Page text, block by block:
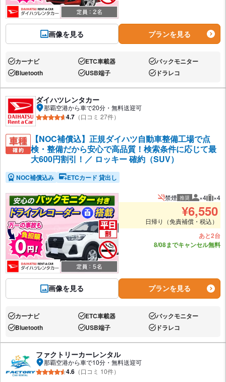
画像を見る プランを見る
あり:カーナビ あり:ETC車載器 あり:バックモニター
あり:Bluetooth あり:USB端子 あり:ドラレコ
ダイハツレンタカー
那覇空港から車で20分・無料送迎可
4.7 （口コミ 27件）
【NOC補償込】正規ダイハツ自動車整備工場で点
検・整備だから安心で高品質！検索条件に応じて最
大600円割引！／ ロッキー 確約（SUV）
NOC補償込み ETCカード 貸出し
画像を見る
禁煙 推奨 推奨人数
×4 推
×4
¥6,550
日帰り（免責補償・税込）
あと2台
8/08までキャンセル無料
プランを見る
あり:カーナビ あり:ETC車載器 あり:バックモニター
あり:Bluetooth あり:USB端子 あり:ドラレコ
ファクトリーカーレンタル
那覇空港から車で10分・無料送迎可
4.6 （口コミ 10件）